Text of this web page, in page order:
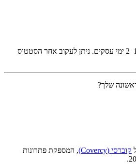
רוב ההעברות מגיעות תוך 1–2 ימי עסקים. ניתן לעקוב אחר הסטטוס
שלך?
קוברסי (Covercy)
, המספקת פתרונות